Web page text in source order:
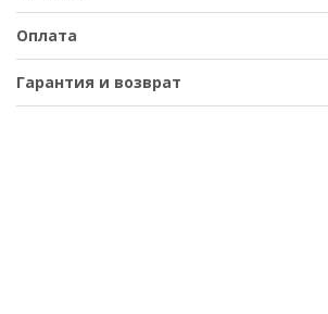
Оплата
Гарантия и возврат